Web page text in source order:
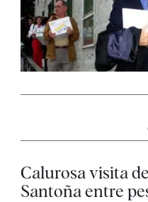
Calurosa visita
Santoña entre